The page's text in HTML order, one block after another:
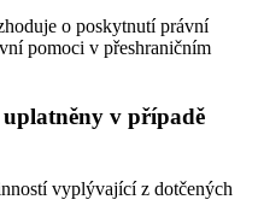
o poskytnutí právní
pomoci v přeshraničním
v případě
vyplývající z dotčených